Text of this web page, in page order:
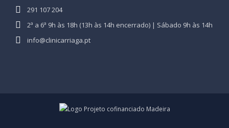
291 107 204
2ª a 6ª 9h às 18h (13h às 14h encerrado) | Sábado 9h às 14h
info@clinicarriaga.pt